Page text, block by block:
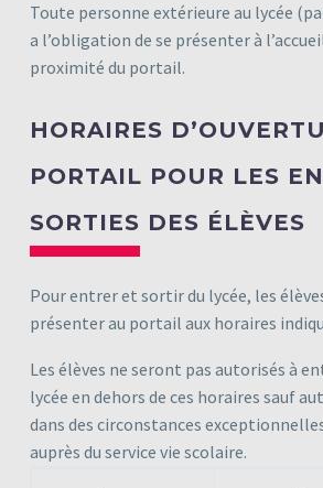
Toute personne extérieure au lycée
a l’obligation de se présenter à
proximité du portail.
HORAIRES
PORTAIL POUR LES
SORTIES DES ÉLÈVES
Pour entrer et sortir du lycée, les
présenter au portail aux horaires
Les élèves ne seront pas autorisés à
lycée en dehors de ces horaires sauf
dans des circonstances
auprès du service vie scolaire.